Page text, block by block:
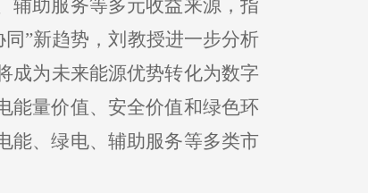
辅助服务等多元收益来源，指
”新趋势，刘教授进一步分析
成为未来能源优势转化为数字
能量价值、安全价值和绿色环
能、绿电、辅助服务等多类市